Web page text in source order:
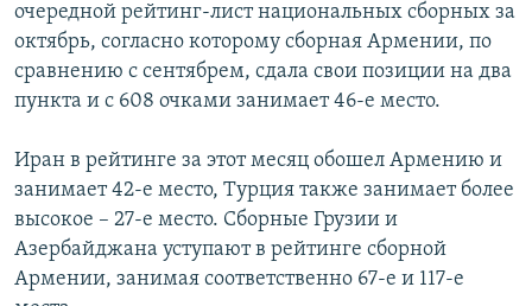
Все сайты Радио Азатутюн
очередной рейтинг-лист национальных сборных за
октябрь, согласно которому сборная Армении, по
сравнению с сентябрем, сдала свои позиции на два
пункта и с 608 очками занимает 46-е место.
Иран в рейтинге за этот месяц обошел Армению и
занимает 42-е место, Турция также занимает более
высокое – 27-е место. Сборные Грузии и
Азербайджана уступают в рейтинге сборной
Армении, занимая соответственно 67-е и 117-е